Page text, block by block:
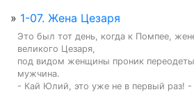
» 1-07. Жена Цезаря
Это был тот день, когда к Помпее,
великого Цезаря,
под видом женщины проник
мужчина.
- Кай Юлий, это уже не в первый раз! -